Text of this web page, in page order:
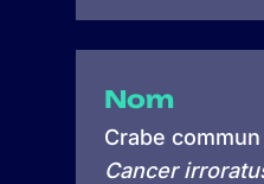
Nom
Crabe commun
Cancer